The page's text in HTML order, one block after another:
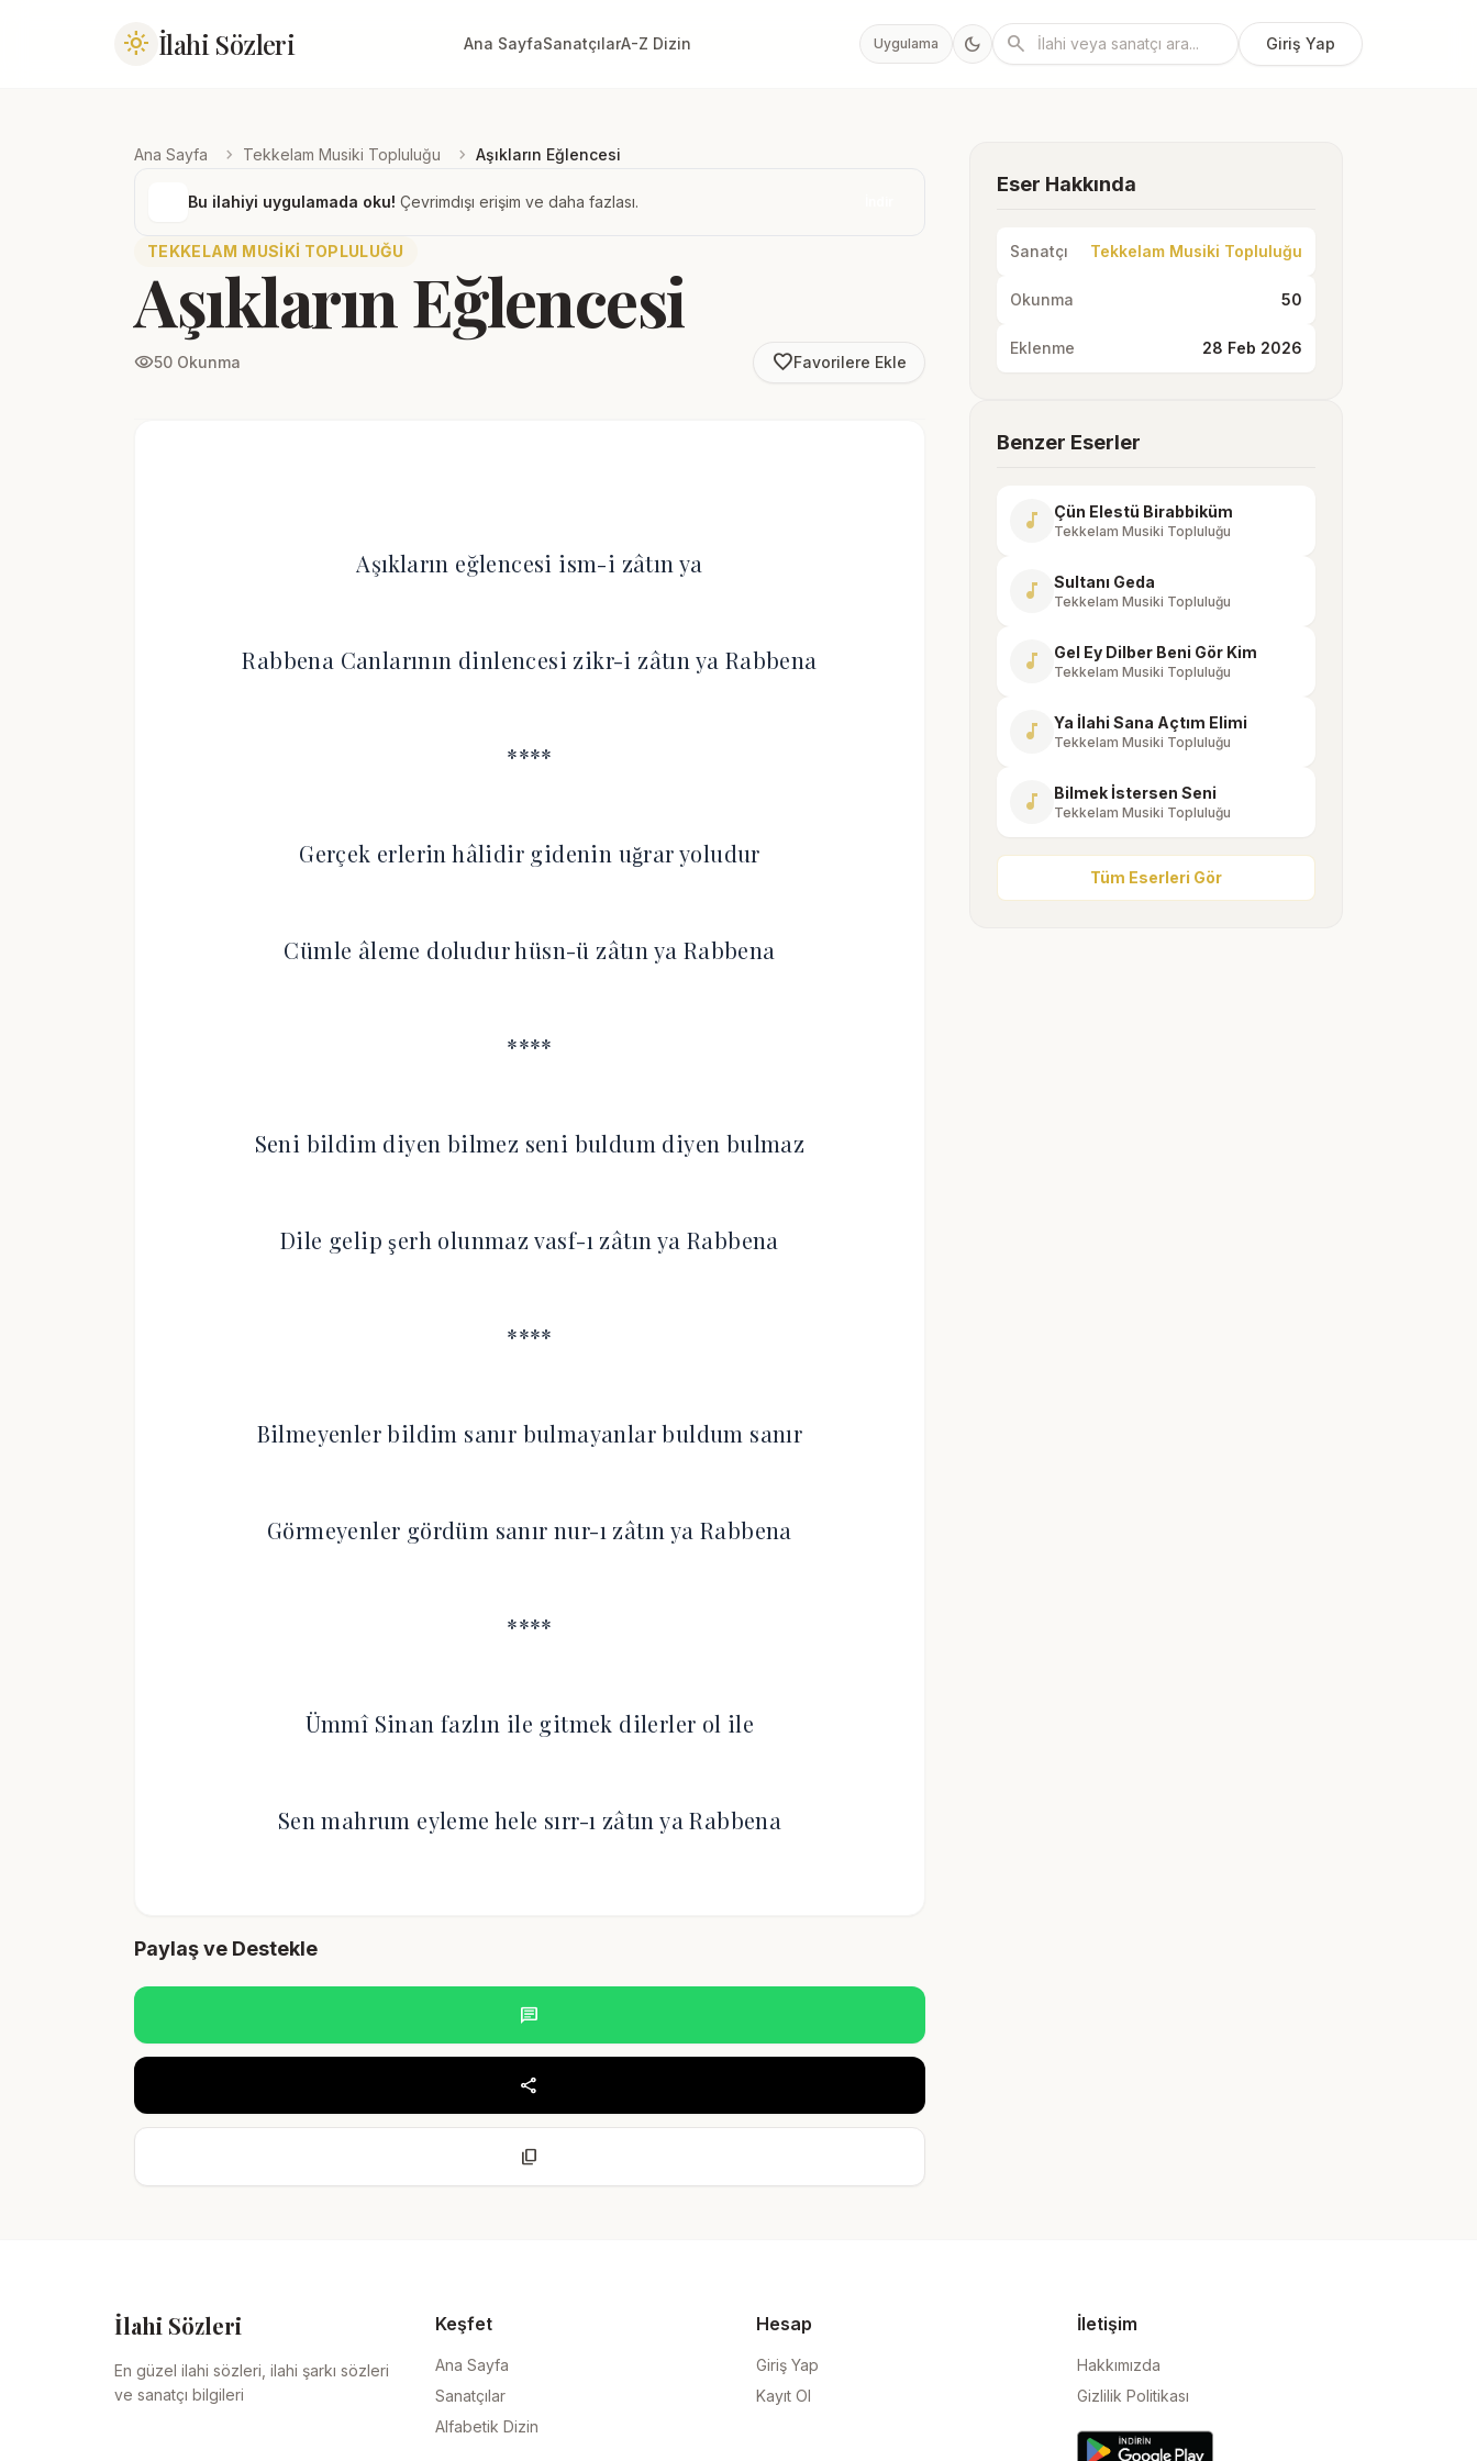
light_mode İlahi Sözleri Ana SayfaSanatçılarA-Z Dizin Uygulama dark_mode search Giriş Yap
Ana Sayfa chevron_right Tekkelam Musiki Topluluğu chevron_right Aşıkların Eğlencesi
Bu ilahiyi uygulamada oku! Çevrimdışı erişim ve daha fazlası.
TEKKELAM MUSIKI TOPLULUĞU
Aşıkların Eğlencesi
visibility50 Okunma favorite_borderFavorilere Ekle
Aşıkların eğlencesi ism-i zâtın ya
Rabbena Canlarının dinlencesi zikr-i zâtın ya Rabbena
****
Gerçek erlerin hâlidir gidenin uğrar yoludur
Cümle âleme doludur hüsn-ü zâtın ya Rabbena
****
Seni bildim diyen bilmez seni buldum diyen bulmaz
Dile gelip şerh olunmaz vasf-ı zâtın ya Rabbena
****
Bilmeyenler bildim sanır bulmayanlar buldum sanır
Görmeyenler gördüm sanır nur-ı zâtın ya Rabbena
****
Ümmî Sinan fazlın ile gitmek dilerler ol ile
Sen mahrum eyleme hele sırr-ı zâtın ya Rabbena
Paylaş ve Destekle
chat
share
content_copy
Eser Hakkında
Sanatçı Tekkelam Musiki Topluluğu
Okunma 50
Eklenme 28 Feb 2026
Benzer Eserler
music_note Çün Elestü Birabbiküm
Tekkelam Musiki Topluluğu
music_note Sultanı Geda
Tekkelam Musiki Topluluğu
music_note Gel Ey Dilber Beni Gör Kim
Tekkelam Musiki Topluluğu
music_note Ya İlahi Sana Açtım Elimi
Tekkelam Musiki Topluluğu
music_note Bilmek İstersen Seni
Tekkelam Musiki Topluluğu
Tüm Eserleri Gör
İlahi Sözleri
En güzel ilahi sözleri, ilahi şarkı sözleri
ve sanatçı bilgileri
Keşfet
Ana Sayfa
Sanatçılar
Alfabetik Dizin
Hesap
Giriş Yap
Kayıt Ol
İletişim
Hakkımızda
Gizlilik Politikası